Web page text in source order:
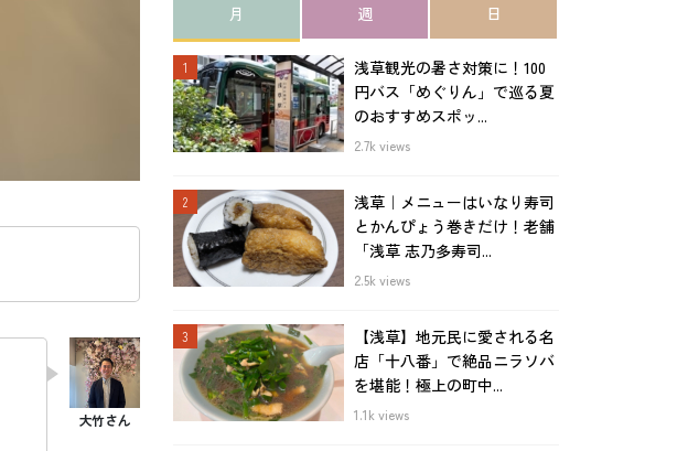
月 週 日
浅草観光の暑さ対策に！100
円バス「めぐりん」で巡る夏
のおすすめスポッ...
2.7k views
浅草｜メニューはいなり寿司
とかんぴょう巻きだけ！老舗
「浅草 志乃多寿司...
2.5k views
【浅草】地元民に愛される名
店「十八番」で絶品ニラソバ
を堪能！極上の町中...
1.1k views